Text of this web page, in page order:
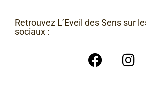
Retrouvez L’Eveil des Sens sur
sociaux :